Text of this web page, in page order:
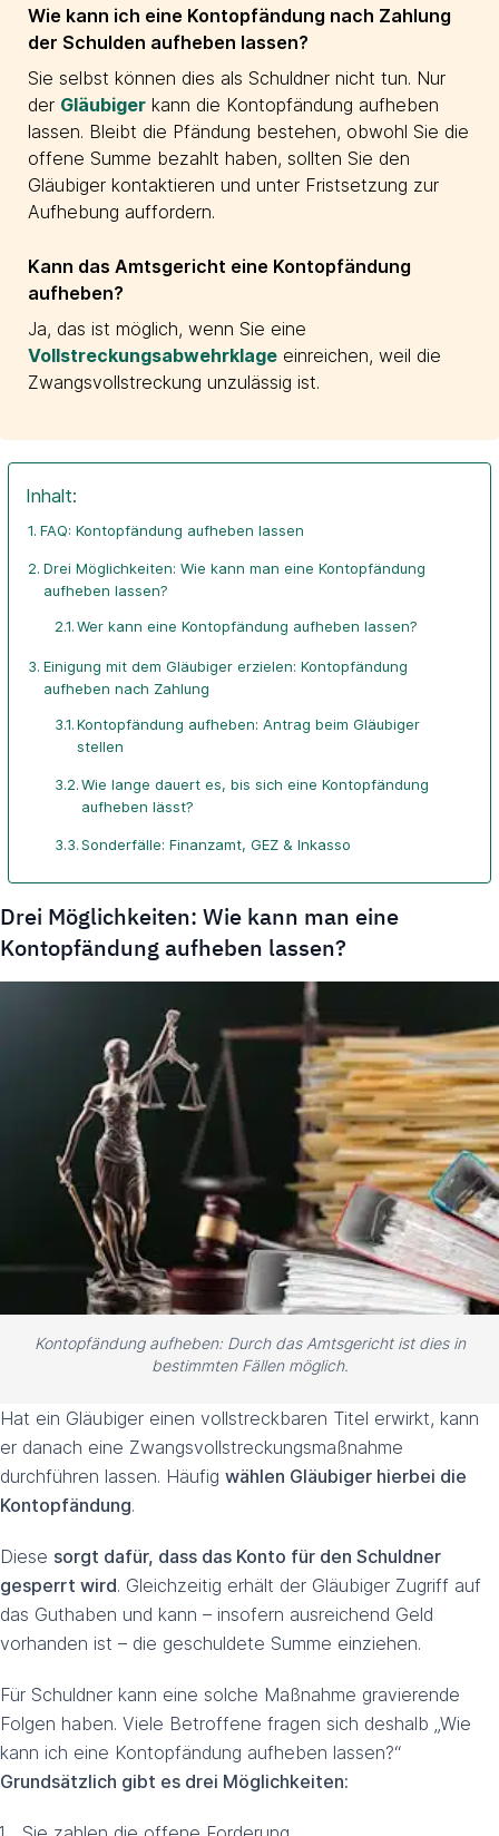
Wie kann ich eine Kontopfändung nach Zahlung
der Schulden aufheben lassen?
Sie selbst können dies als Schuldner nicht tun. Nur
der Gläubiger kann die Kontopfändung aufheben
lassen. Bleibt die Pfändung bestehen, obwohl Sie die
offene Summe bezahlt haben, sollten Sie den
Gläubiger kontaktieren und unter Fristsetzung zur
Aufhebung auffordern.
Kann das Amtsgericht eine Kontopfändung
aufheben?
Ja, das ist möglich, wenn Sie eine
Vollstreckungsabwehrklage einreichen, weil die
Zwangsvollstreckung unzulässig ist.
Inhalt:
FAQ: Kontopfändung aufheben lassen
Drei Möglichkeiten: Wie kann man eine Kontopfändung
aufheben lassen?
Wer kann eine Kontopfändung aufheben lassen?
Einigung mit dem Gläubiger erzielen: Kontopfändung
aufheben nach Zahlung
Kontopfändung aufheben: Antrag beim Gläubiger
stellen
Wie lange dauert es, bis sich eine Kontopfändung
aufheben lässt?
Sonderfälle: Finanzamt, GEZ & Inkasso
Drei Möglichkeiten: Wie kann man eine
Kontopfändung aufheben lassen?
Kontopfändung aufheben: Durch das Amtsgericht ist dies in
bestimmten Fällen möglich.
Hat ein Gläubiger einen vollstreckbaren Titel erwirkt, kann
er danach eine Zwangs­voll­streckungs­maßnahme
durchführen lassen. Häufig wählen Gläubiger hierbei die
Kontopfändung.
Diese sorgt dafür, dass das Konto für den Schuldner
gesperrt wird. Gleichzeitig erhält der Gläubiger Zugriff auf
das Guthaben und kann – insofern ausreichend Geld
vorhanden ist – die geschuldete Summe einziehen.
Für Schuldner kann eine solche Maßnahme gravierende
Folgen haben. Viele Betroffene fragen sich deshalb „Wie
kann ich eine Kontopfändung aufheben lassen?“
Grundsätzlich gibt es drei Möglichkeiten: